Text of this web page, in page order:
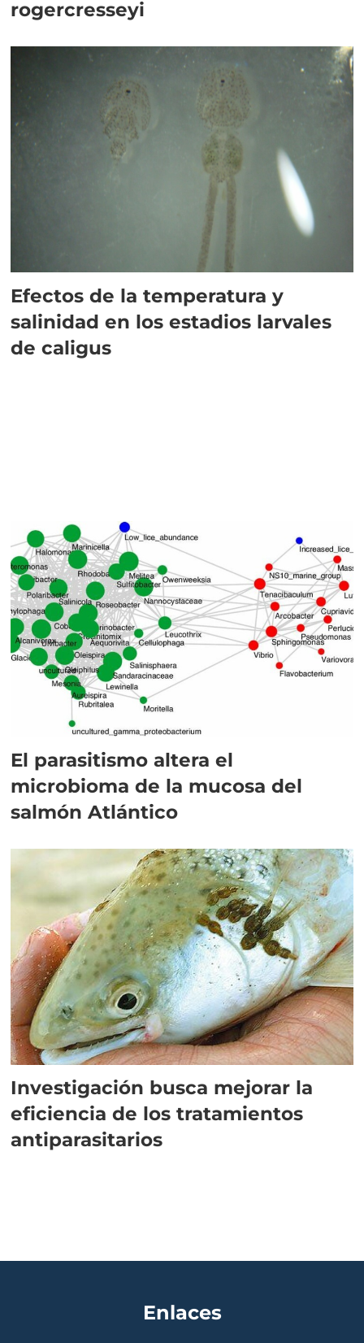
rogercresseyi
Efectos de la temperatura y
salinidad en los estadios larvales
de caligus
El parasitismo altera el
microbioma de la mucosa del
salmón Atlántico
Investigación busca mejorar la
eficiencia de los tratamientos
antiparasitarios
Enlaces